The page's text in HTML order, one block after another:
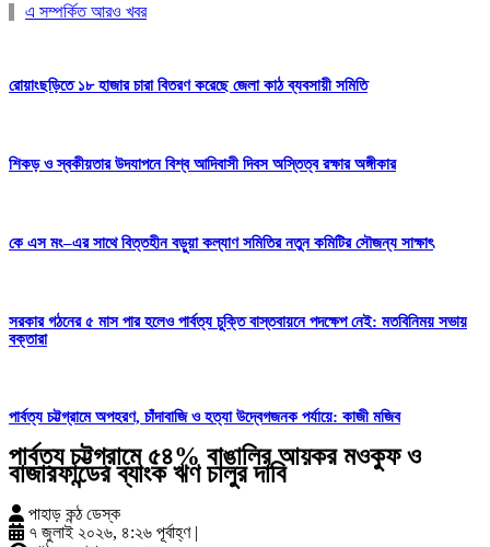
এ সম্পর্কিত আরও খবর
রোয়াংছড়িতে ১৮ হাজার চারা বিতরণ করেছে জেলা কাঠ ব্যবসায়ী সমিতি
শিকড় ও স্বকীয়তার উদযাপনে বিশ্ব আদিবাসী দিবস অস্তিত্ব রক্ষার অঙ্গীকার
কে এস মং–এর সাথে বিত্তহীন বড়ুয়া কল্যাণ সমিতির নতুন কমিটির সৌজন্য সাক্ষাৎ
সরকার গঠনের ৫ মাস পার হলেও পার্বত্য চুক্তি বাস্তবায়নে পদক্ষেপ নেই: মতবিনিময় সভায়
বক্তারা
পার্বত্য চট্টগ্রামে অপহরণ, চাঁদাবাজি ও হত্যা উদ্বেগজনক পর্যায়ে: কাজী মজিব
পার্বত্য চট্টগ্রামে ৫৪% বাঙালির আয়কর মওকুফ ও
বাজারফান্ডের ব্যাংক ঋণ চালুর দাবি
পাহাড় কন্ঠ ডেস্ক
৭ জুলাই ২০২৬, ৪:২৬ পূর্বাহ্ণ |